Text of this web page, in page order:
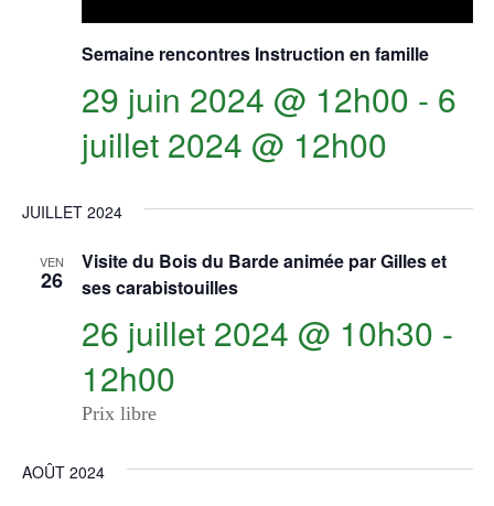
Semaine rencontres Instruction en famille
29 juin 2024 @ 12h00 - 6
juillet 2024 @ 12h00
JUILLET 2024
VEN
26
Visite du Bois du Barde animée par Gilles et
ses carabistouilles
26 juillet 2024 @ 10h30 -
12h00
Prix libre
AOÛT 2024